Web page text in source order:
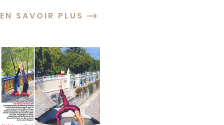
EN SAVOIR PLUS